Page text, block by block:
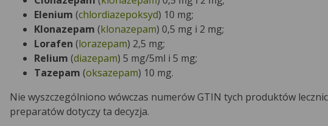
Elenium (chlordiazepoksyd) 10 mg;
Klonazepam (klonazepam) 0,5 mg i 2 mg;
Lorafen (lorazepam) 2,5 mg;
Relium (diazepam) 5 mg/5ml i 5 mg;
Tazepam (oksazepam) 10 mg.
Nie wyszczególniono wówczas numerów GTIN tych produktów
preparatów dotyczy ta decyzja.